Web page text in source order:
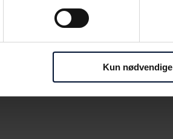
Kun nødvendige